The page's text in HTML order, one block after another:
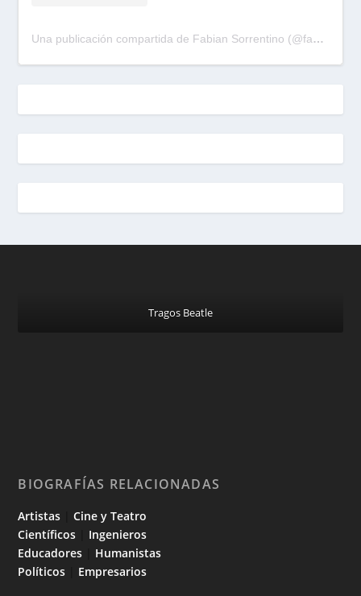
Una publicación compartida de Fabian Sorrentino (@fabiansonria)
Tragos Beatle
BIOGRAFÍAS RELACIONADAS
Artistas |Cine y Teatro
Científicos
Ingenieros
Educadores
Humanistas
Políticos
Empresarios